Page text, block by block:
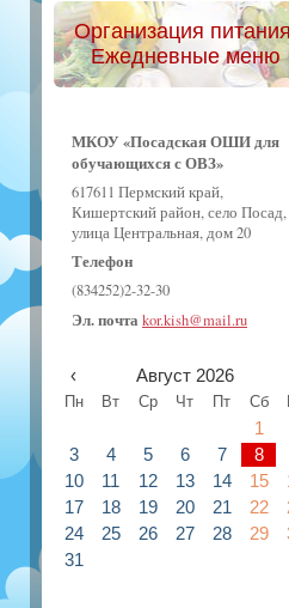
Организация
Ежедневные меню
МКОУ «Посадская ОШИ для
обучающихся с ОВЗ»
617611 Пермский край,
Кишертский район, село Посад,
улица Центральная, дом 20
Телефон
(834252)2-32-30
Эл. почта kor.kish@mail.ru
‹ Август 2026
Пн Вт Ср Чт Пт Сб
1
3
4 5 6 7 8
10
11 12 13 14 15
17
18 19 20 21 22
24
25 26 27 28 29
31